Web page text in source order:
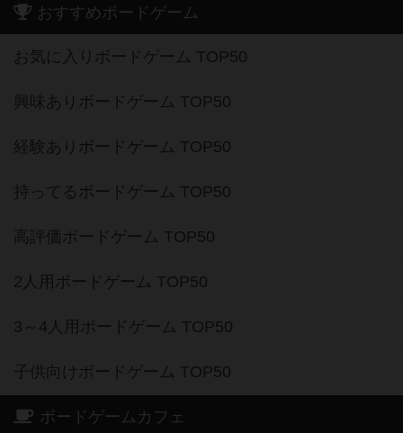
おすすめボードゲーム
お気に入りボードゲーム TOP50
興味ありボードゲーム TOP50
経験ありボードゲーム TOP50
持ってるボードゲーム TOP50
高評価ボードゲーム TOP50
2人用ボードゲーム TOP50
3～4人用ボードゲーム TOP50
子供向けボードゲーム TOP50
ボードゲームカフェ